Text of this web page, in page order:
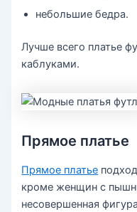
небольшие бедра.
Лучше всего платье
каблуками.
Прямое платье
Прямое платье
кроме женщин с
несовершенная